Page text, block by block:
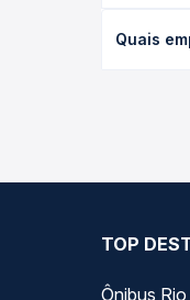
Quais
TOP
Ônibus